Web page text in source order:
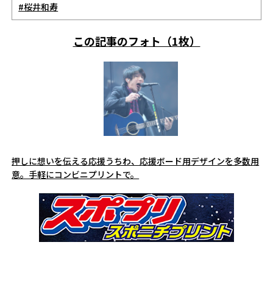
#桜井和寿
この記事のフォト（1枚）
押しに想いを伝える応援うちわ、応援ボード用デザインを多数用
意。手軽にコンビニプリントで。